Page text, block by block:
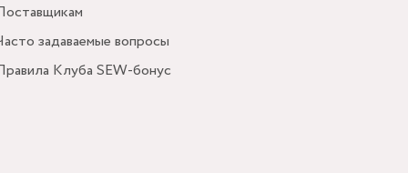
задаваемые вопросы
Клуба SEW-бонус